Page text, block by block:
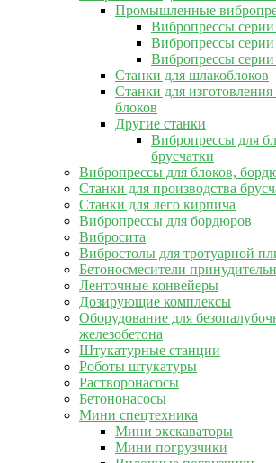
Промышленные
Вибропрессы
Вибропрессы
Вибропрессы
Станки для шлакоблоков
Станки для
блоков
Другие станки
Вибропрессы для
брусчатки
Вибропрессы для блоков,
Станки для производства
Станки для лего кирпича
Вибропрессы для бордюров
Вибросита
Вибростолы для тротуарной
Бетоносмесители
Ленточные конвейеры
Дозирующие комплексы
Оборудование для
железобетона
Штукатурные станции
Роботы штукатуры
Растворонасосы
Бетононасосы
Мини спецтехника
Мини экскаваторы
Мини погрузчики